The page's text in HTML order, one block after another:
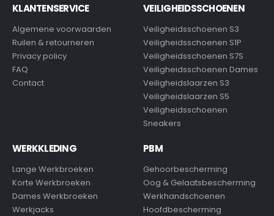
KLANTENSERVICE
Algemene voorwaarden
Ruilen & retourneren
Privacy policy
FAQ
Contact
VEILIGHEIDSSCHOENEN
Veiligheidsschoenen S3
Veiligheidsschoenen S1P
Veiligheidsschoenen S7S
Veiligheidsschoenen Dames
Veiligheidslaarzen S3
Veiligheidslaarzen S5
Veiligheidsschoenen
Sneakers
WERKKLEDING
Lange Werkbroeken
Korte Werkbroeken
Dames Werkbroeken
Werkjacks
PBM
Gehoorbescherming
Oog & Gelaatsbescherming
Werkhandschoenen
Hoofdbescherming